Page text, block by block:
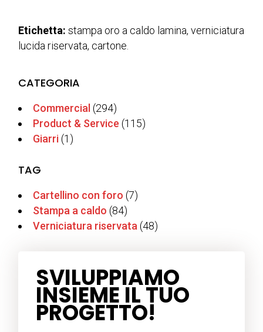
Etichetta: stampa oro a caldo lamina, verniciatura
lucida riservata, cartone.
CATEGORIA
Commercial (294)
Product & Service (115)
Giarri(1)
TAG
Cartellino con foro (7)
Stampa a caldo (84)
Verniciatura riservata (48)
SVILUPPIAMO
INSIEME IL TUO
PROGETTO!